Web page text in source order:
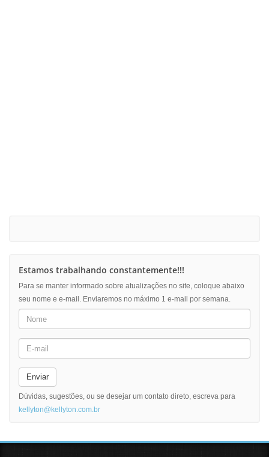
Estamos trabalhando constantemente!!!
Para se manter informado sobre atualizações no site, coloque abaixo
seu nome e e-mail. Enviaremos no máximo 1 e-mail por semana.
Enviar
Dúvidas, sugestões, ou se desejar um contato direto, escreva para
kellyton@kellyton.com.br